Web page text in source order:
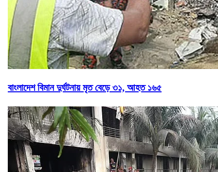
বাংলাদেশ বিমান দুর্ঘটনায় মৃত বেড়ে ৩১, আহত ১৬৫